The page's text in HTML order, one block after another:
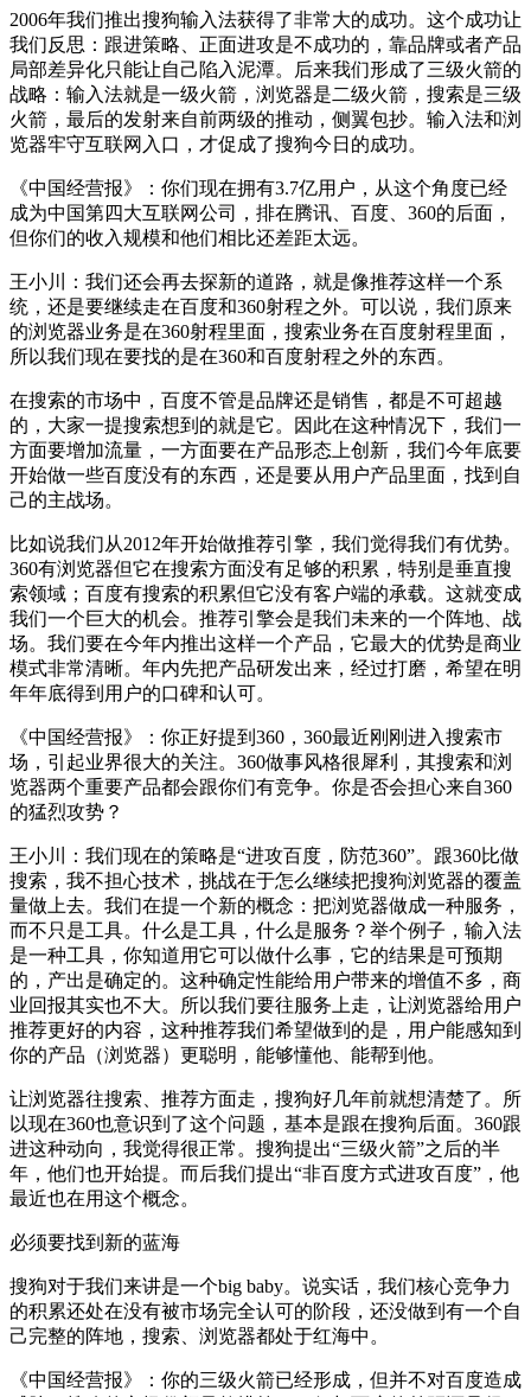
2006年我们推出搜狗输入法获得了非常大的成功。这个成功让
我们反思：跟进策略、正面进攻是不成功的，靠品牌或者产品
局部差异化只能让自己陷入泥潭。后来我们形成了三级火箭的
战略：输入法就是一级火箭，浏览器是二级火箭，搜索是三级
火箭，最后的发射来自前两级的推动，侧翼包抄。输入法和浏
览器牢守互联网入口，才促成了搜狗今日的成功。
《中国经营报》：你们现在拥有3.7亿用户，从这个角度已经
成为中国第四大互联网公司，排在腾讯、百度、360的后面，
但你们的收入规模和他们相比还差距太远。
王小川：我们还会再去探新的道路，就是像推荐这样一个系
统，还是要继续走在百度和360射程之外。可以说，我们原来
的浏览器业务是在360射程里面，搜索业务在百度射程里面，
所以我们现在要找的是在360和百度射程之外的东西。
在搜索的市场中，百度不管是品牌还是销售，都是不可超越
的，大家一提搜索想到的就是它。因此在这种情况下，我们一
方面要增加流量，一方面要在产品形态上创新，我们今年底要
开始做一些百度没有的东西，还是要从用户产品里面，找到自
己的主战场。
比如说我们从2012年开始做推荐引擎，我们觉得我们有优势。
360有浏览器但它在搜索方面没有足够的积累，特别是垂直搜
索领域；百度有搜索的积累但它没有客户端的承载。这就变成
我们一个巨大的机会。推荐引擎会是我们未来的一个阵地、战
场。我们要在今年内推出这样一个产品，它最大的优势是商业
模式非常清晰。年内先把产品研发出来，经过打磨，希望在明
年年底得到用户的口碑和认可。
《中国经营报》：你正好提到360，360最近刚刚进入搜索市
场，引起业界很大的关注。360做事风格很犀利，其搜索和浏
览器两个重要产品都会跟你们有竞争。你是否会担心来自360
的猛烈攻势？
王小川：我们现在的策略是“进攻百度，防范360”。跟360比做
搜索，我不担心技术，挑战在于怎么继续把搜狗浏览器的覆盖
量做上去。我们在提一个新的概念：把浏览器做成一种服务，
而不只是工具。什么是工具，什么是服务？举个例子，输入法
是一种工具，你知道用它可以做什么事，它的结果是可预期
的，产出是确定的。这种确定性能给用户带来的增值不多，商
业回报其实也不大。所以我们要往服务上走，让浏览器给用户
推荐更好的内容，这种推荐我们希望做到的是，用户能感知到
你的产品（浏览器）更聪明，能够懂他、能帮到他。
让浏览器往搜索、推荐方面走，搜狗好几年前就想清楚了。所
以现在360也意识到了这个问题，基本是跟在搜狗后面。360跟
进这种动向，我觉得很正常。搜狗提出“三级火箭”之后的半
年，他们也开始提。而后我们提出“非百度方式进攻百度”，他
最近也在用这个概念。
必须要找到新的蓝海
搜狗对于我们来讲是一个big baby。说实话，我们核心竞争力
的积累还处在没有被市场完全认可的阶段，还没做到有一个自
己完整的阵地，搜索、浏览器都处于红海中。
《中国经营报》：你的三级火箭已经形成，但并不对百度造成